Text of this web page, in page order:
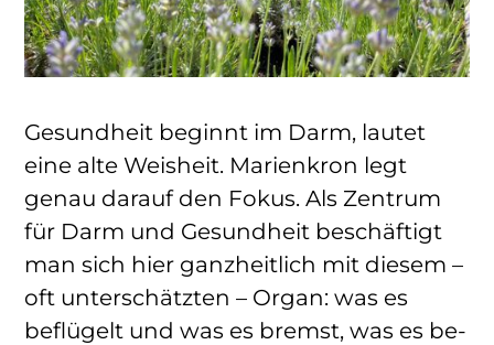
Gesundheit beginnt im Darm, lautet
eine alte Weisheit. Marienkron legt
genau darauf den Fokus. Als Zentrum
für Darm und Gesundheit beschäftigt
man sich hier ganzheitlich mit diesem –
oft unterschätzten – Organ: was es
beflügelt und was es bremst, was es be-